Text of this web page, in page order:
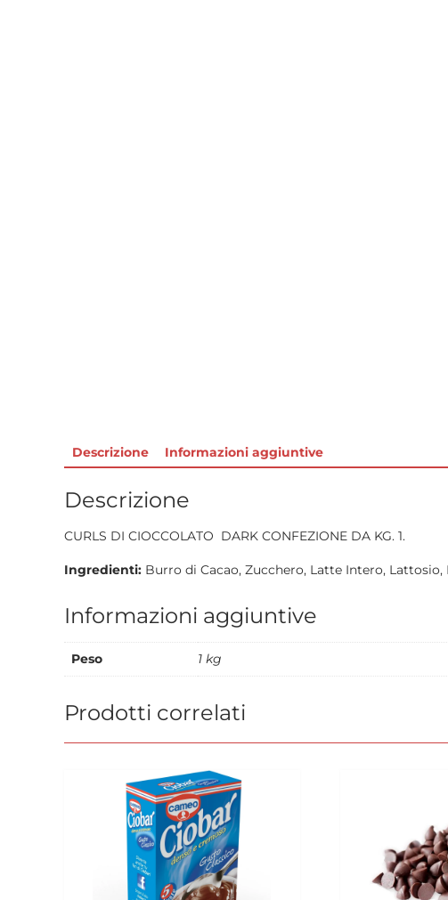
Descrizione Informazioni aggiuntive
Descrizione
CURLS DI CIOCCOLATO DARK CONFEZIONE DA KG. 1.
Ingredienti: Burro di Cacao, Zucchero, Latte Intero,
Informazioni aggiuntive
Peso 1 kg
Prodotti correlati